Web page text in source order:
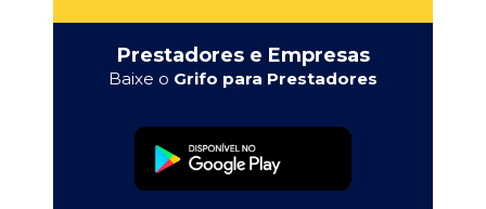
Prestadores e Empresas
Baixe o Grifo para Prestadores